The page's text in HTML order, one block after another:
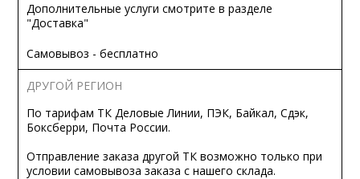
Дополнительные услуги смотрите в разделе
"Доставка"
Самовывоз - бесплатно
ДРУГОЙ РЕГИОН
По тарифам ТК Деловые Линии, ПЭК, Байкал, Сдэк,
Боксберри, Почта России.
Отправление заказа другой ТК возможно только при
условии самовывоза заказа с нашего склада.